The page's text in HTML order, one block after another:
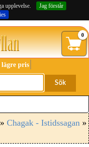
upplevelse.
Jag förstår
0
lägre pris
Sök
» Chagak - Istidssagan »